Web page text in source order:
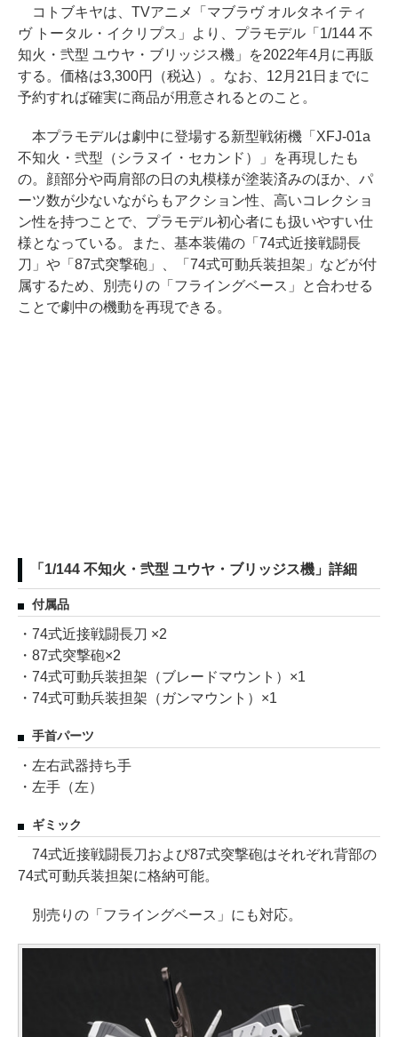
コトブキヤは、TVアニメ「マブラヴ オルタネイティ
ヴ トータル・イクリプス」より、プラモデル「1/144 不
知火・弐型 ユウヤ・ブリッジス機」を2022年4月に再販
する。価格は3,300円（税込）。なお、12月21日までに
予約すれば確実に商品が用意されるとのこと。
本プラモデルは劇中に登場する新型戦術機「XFJ-01a
不知火・弐型（シラヌイ・セカンド）」を再現したも
の。顔部分や両肩部の日の丸模様が塗装済みのほか、パ
ーツ数が少ないながらもアクション性、高いコレクショ
ン性を持つことで、プラモデル初心者にも扱いやすい仕
様となっている。また、基本装備の「74式近接戦闘長
刀」や「87式突撃砲」、「74式可動兵装担架」などが付
属するため、別売りの「フライングベース」と合わせる
ことで劇中の機動を再現できる。
「1/144 不知火・弐型 ユウヤ・ブリッジス機」詳細
付属品
・74式近接戦闘長刀 ×2
・87式突撃砲×2
・74式可動兵装担架（ブレードマウント）×1
・74式可動兵装担架（ガンマウント）×1
手首パーツ
・左右武器持ち手
・左手（左）
ギミック
74式近接戦闘長刀および87式突撃砲はそれぞれ背部の
74式可動兵装担架に格納可能。
別売りの「フライングベース」にも対応。